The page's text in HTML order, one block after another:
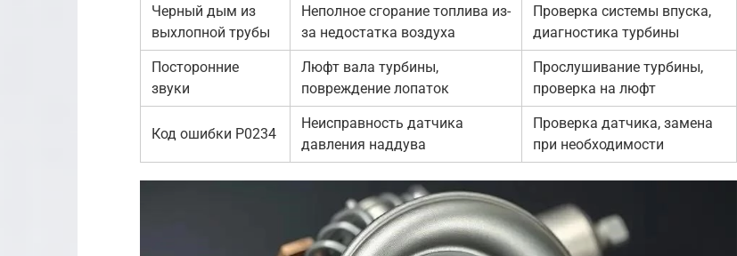
Черный дым из
выхлопной трубы
Неполное сгорание топлива из-
за недостатка воздуха
Проверка системы впуска,
диагностика турбины
Посторонние
звуки
Люфт вала турбины,
повреждение лопаток
Прослушивание турбины,
проверка на люфт
Код ошибки P0234
Неисправность датчика
давления наддува
Проверка датчика, замена
при необходимости